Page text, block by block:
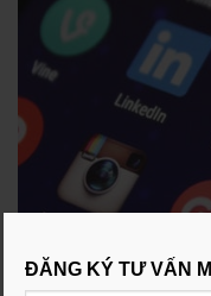
ĐĂNG KÝ TƯ VẤN